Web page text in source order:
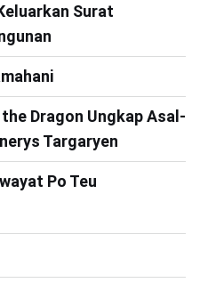
Surat
Dragon Ungkap Asal-
Targaryen
Po Teu